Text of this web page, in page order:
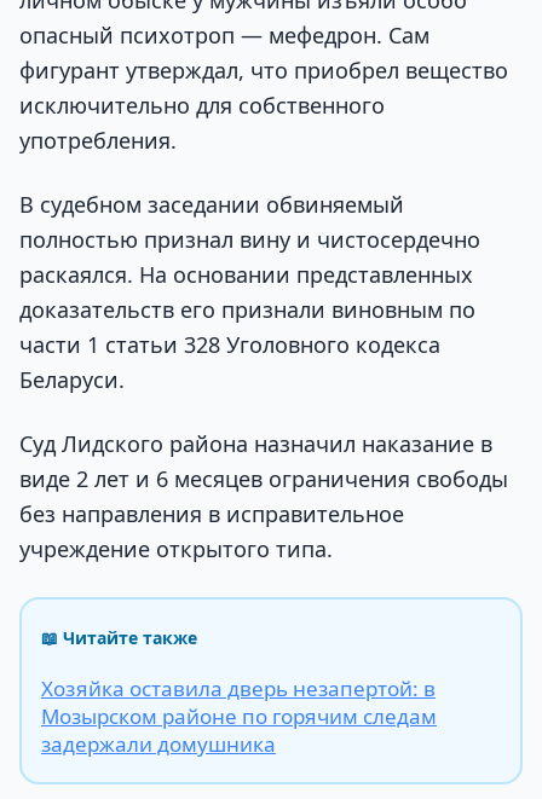
опасный психотроп — мефедрон. Сам
фигурант утверждал, что приобрел вещество
исключительно для собственного
употребления.
В судебном заседании обвиняемый
полностью признал вину и чистосердечно
раскаялся. На основании представленных
доказательств его признали виновным по
части 1 статьи 328 Уголовного кодекса
Беларуси.
Суд Лидского района назначил наказание в
виде 2 лет и 6 месяцев ограничения свободы
без направления в исправительное
учреждение открытого типа.
📖 Читайте также
Хозяйка оставила дверь незапертой: в
Мозырском районе по горячим следам
задержали домушника